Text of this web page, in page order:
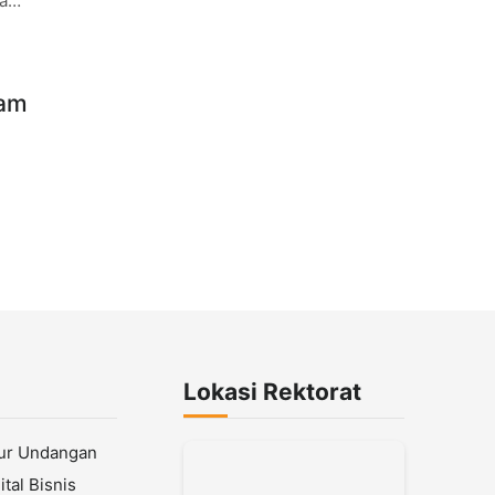
Undangan
Bisnis
Lokasi Rektorat